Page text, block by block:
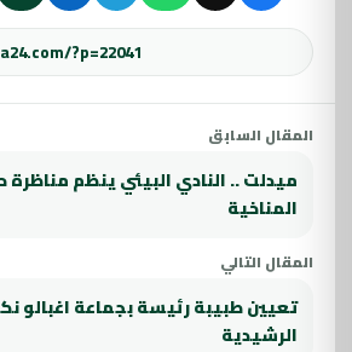
المقال السابق
ميدلت .. النادي البيئي ينظم مناظرة
المناخية
المقال التالي
تعيين طبيبة رئيسة بجماعة اغبالو
الرشيدية